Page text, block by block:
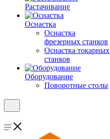
Растачивание
Оснастка
Оснастка
фрезерных станков
Оснастка токарных
станков
Оборудование
Поворотные столы